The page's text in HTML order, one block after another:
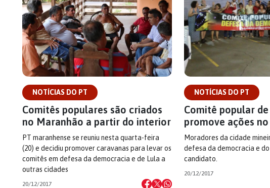
NOTÍCIAS DO PT
Comitês populares são criados
no Maranhão a partir do interior
PT maranhense se reuniu nesta quarta-feira
(20) e decidiu promover caravanas para levar os
comitês em defesa da democracia e de Lula a
outras cidades
20/12/2017
NOTÍCIAS DO PT
Comitê popular
promove ações
Moradores da cidade
defesa da democracia e
candidato.
20/12/2017